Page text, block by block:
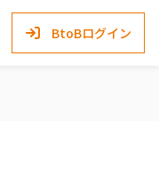
BtoBログイン